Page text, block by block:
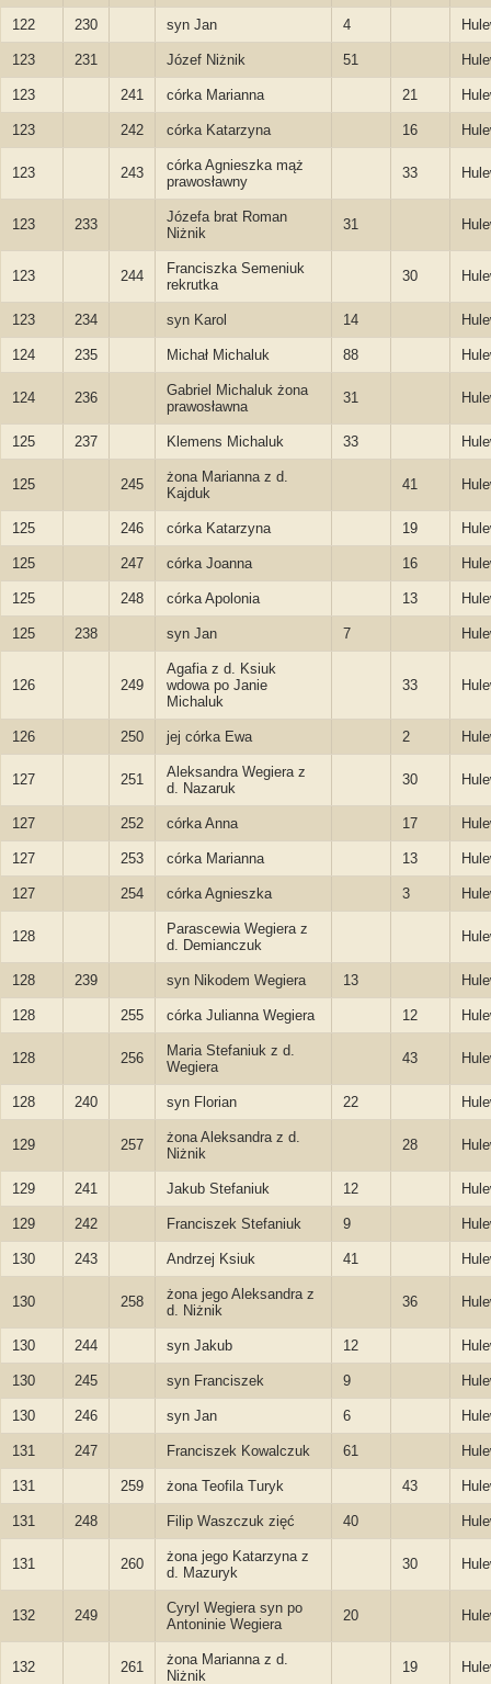
122 230 syn Jan 4
123 231 Józef Niżnik 51
123 241 córka Marianna 21
123 242 córka Katarzyna 16
123 243
córka Agnieszka mąż
prawosławny
33
123 233
Józefa brat Roman
Niżnik
31
123 244
Franciszka Semeniuk
rekrutka
30
123 234 syn Karol 14
124 235 Michał Michaluk 88
124 236
Gabriel Michaluk żona
prawosławna
31
125 237 Klemens Michaluk 33
125 245
żona Marianna z d.
Kajduk
41
125 246 córka Katarzyna 19
125 247 córka Joanna 16
125 248 córka Apolonia 13
125 238 syn Jan 7
126 249
Agafia z d. Ksiuk
wdowa po Janie
Michaluk
33
126 250 jej córka Ewa 2
127 251
Aleksandra Wegiera z
d. Nazaruk
30
127 252 córka Anna 17
127 253 córka Marianna 13
127 254 córka Agnieszka 3
128
Parascewia Wegiera z
d. Demianczuk
128 239 syn Nikodem Wegiera 13
128 255 córka Julianna Wegiera 12
128 256
Maria Stefaniuk z d.
Wegiera
43
128 240 syn Florian 22
129 257
żona Aleksandra z d.
Niżnik
28
129 241 Jakub Stefaniuk 12
129 242 Franciszek Stefaniuk 9
130 243 Andrzej Ksiuk 41
130 258
żona jego Aleksandra z
d. Niżnik
36
130 244 syn Jakub 12
130 245 syn Franciszek 9
130 246 syn Jan 6
131 247 Franciszek Kowalczuk 61
131 259 żona Teofila Turyk 43
131 248 Filip Waszczuk zięć 40
131 260
żona jego Katarzyna z
d. Mazuryk
30
132 249
Cyryl Wegiera syn po
Antoninie Wegiera
20
132 261
żona Marianna z d.
Niżnik
19